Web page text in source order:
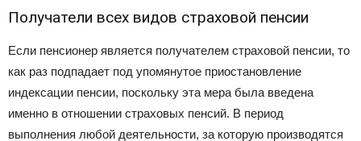
Получатели всех видов страховой пенсии
Если пенсионер является получателем страховой пенсии, то
как раз подпадает под упомянутое приостановление
индексации пенсии, поскольку эта мера была введена
именно в отношении страховых пенсий. В период
выполнения любой деятельности, за которую производятся